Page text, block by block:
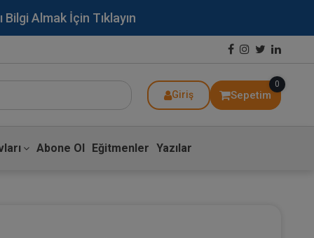
Almak İçin Tıklayın
Giriş Sepetim
0
Abone Ol Eğitmenler Yazılar